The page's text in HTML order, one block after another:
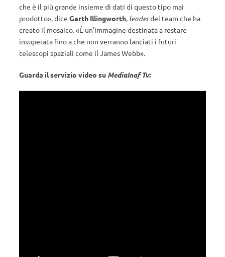
che è il più grande insieme di dati di questo tipo mai
prodotto», dice Garth Illingworth, leaderdel team che ha
creato il mosaico. «È un’immagine destinata a restare
insuperata fino a che non verranno lanciati i futuri
telescopi spaziali come il James Webb».
Guarda il servizio video su MediaInaf Tv: